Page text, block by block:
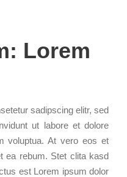
Lorem
sadipscing elitr, sed
ut labore et dolore
voluptua. At vero eos et
ea rebum. Stet clita kasd
est Lorem ipsum dolor